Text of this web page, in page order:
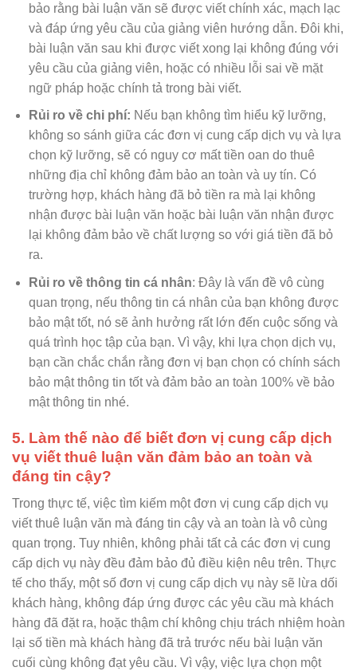
bảo rằng bài luận văn sẽ được viết chính xác, mạch lạc
và đáp ứng yêu cầu của giảng viên hướng dẫn. Đôi khi,
bài luận văn sau khi được viết xong lại không đúng với
yêu cầu của giảng viên, hoặc có nhiều lỗi sai về mặt
ngữ pháp hoặc chính tả trong bài viết.
Rủi ro về chi phí: Nếu bạn không tìm hiểu kỹ lưỡng,
không so sánh giữa các đơn vị cung cấp dịch vụ và lựa
chọn kỹ lưỡng, sẽ có nguy cơ mất tiền oan do thuê
những địa chỉ không đảm bảo an toàn và uy tín. Có
trường hợp, khách hàng đã bỏ tiền ra mà lại không
nhận được bài luận văn hoặc bài luận văn nhận được
lại không đảm bảo về chất lượng so với giá tiền đã bỏ
ra.
Rủi ro về thông tin cá nhân: Đây là vấn đề vô cùng
quan trọng, nếu thông tin cá nhân của bạn không được
bảo mật tốt, nó sẽ ảnh hưởng rất lớn đến cuộc sống và
quá trình học tập của bạn. Vì vậy, khi lựa chọn dịch vụ,
bạn cần chắc chắn rằng đơn vị bạn chọn có chính sách
bảo mật thông tin tốt và đảm bảo an toàn 100% về bảo
mật thông tin nhé.
5. Làm thế nào để biết đơn vị cung cấp dịch
vụ viết thuê luận văn đảm bảo an toàn và
đáng tin cậy?
Trong thực tế, việc tìm kiếm một đơn vị cung cấp dịch vụ
viết thuê luận văn mà đáng tin cậy và an toàn là vô cùng
quan trọng. Tuy nhiên, không phải tất cả các đơn vị cung
cấp dịch vụ này đều đảm bảo đủ điều kiện nêu trên. Thực
tế cho thấy, một số đơn vị cung cấp dịch vụ này sẽ lừa dối
khách hàng, không đáp ứng được các yêu cầu mà khách
hàng đã đặt ra, hoặc thậm chí không chịu trách nhiệm hoàn
lại số tiền mà khách hàng đã trả trước nếu bài luận văn
cuối cùng không đạt yêu cầu. Vì vậy, việc lựa chọn một